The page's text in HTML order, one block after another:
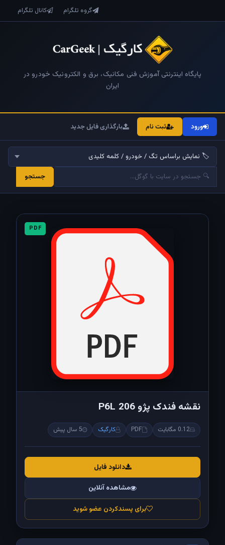
گروه تلگرام کانال تلگرام
پایگاه اینترنتی آموزش فنی مکانیک، برق و الکترونیک خودرو در
ایران
ورود ثبت نام بارگذاری فایل جدید
جستجو
PDF
نقشه فندک پژو 206 P6L
0.12 مگابایت PDF کارگیک 5 سال پیش
دانلود فایل
مشاهده آنلاین
برای پسندکردن عضو شوید